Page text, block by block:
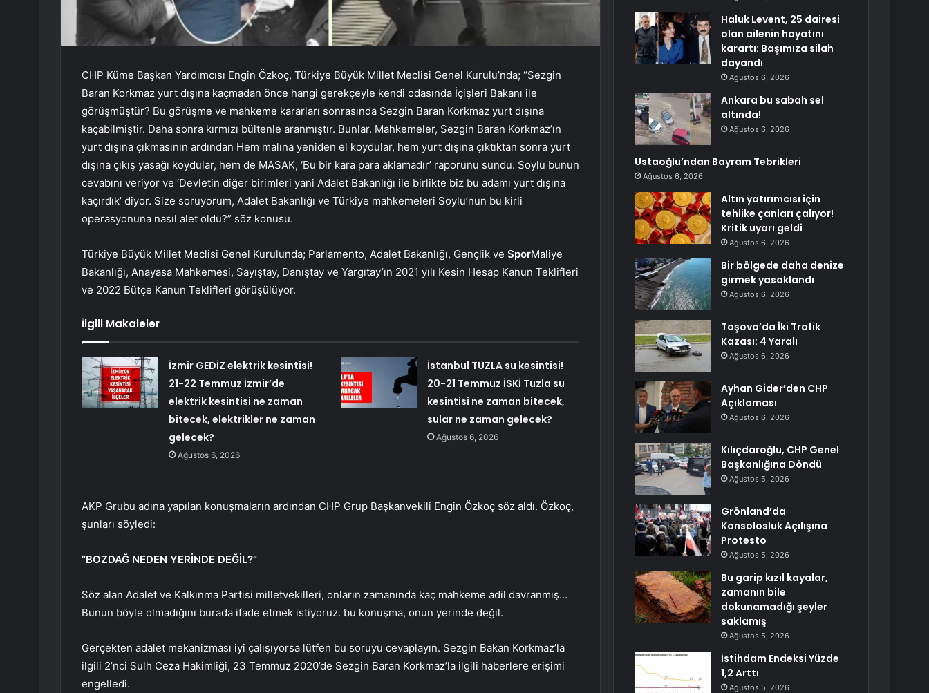
CHP Küme Başkan Yardımcısı Engin Özkoç, Türkiye Büyük Millet Meclisi Genel Kurulu’nda; “Sezgin
Baran Korkmaz yurt dışına kaçmadan önce hangi gerekçeyle kendi odasında İçişleri Bakanı ile
görüşmüştür? Bu görüşme ve mahkeme kararları sonrasında Sezgin Baran Korkmaz yurt dışına
kaçabilmiştir. Daha sonra kırmızı bültenle aranmıştır. Bunlar. Mahkemeler, Sezgin Baran Korkmaz’ın
yurt dışına çıkmasının ardından Hem malına yeniden el koydular, hem yurt dışına çıktıktan sonra yurt
dışına çıkış yasağı koydular, hem de MASAK, ‘Bu bir kara para aklamadır’ raporunu sundu. Soylu bunun
cevabını veriyor ve ‘Devletin diğer birimleri yani Adalet Bakanlığı ile birlikte biz bu adamı yurt dışına
kaçırdık’ diyor. Size soruyorum, Adalet Bakanlığı ve Türkiye mahkemeleri Soylu’nun bu kirli
operasyonuna nasıl alet oldu?” söz konusu.
Türkiye Büyük Millet Meclisi Genel Kurulunda; Parlamento, Adalet Bakanlığı, Gençlik ve SporMaliye
Bakanlığı, Anayasa Mahkemesi, Sayıştay, Danıştay ve Yargıtay’ın 2021 yılı Kesin Hesap Kanun Teklifleri
ve 2022 Bütçe Kanun Teklifleri görüşülüyor.
İlgili Makaleler
İzmir GEDİZ elektrik kesintisi!
21-22 Temmuz İzmir’de
elektrik kesintisi ne zaman
bitecek, elektrikler ne zaman
gelecek?
Ağustos 6, 2026
İstanbul TUZLA su kesintisi!
20-21 Temmuz İSKİ Tuzla su
kesintisi ne zaman bitecek,
sular ne zaman gelecek?
Ağustos 6, 2026
AKP Grubu adına yapılan konuşmaların ardından CHP Grup Başkanvekili Engin Özkoç söz aldı. Özkoç,
şunları söyledi:
“BOZDAĞ NEDEN YERİNDE DEĞİL?”
Söz alan Adalet ve Kalkınma Partisi milletvekilleri, onların zamanında kaç mahkeme adil davranmış…
Bunun böyle olmadığını burada ifade etmek istiyoruz. bu konuşma, onun yerinde değil.
Gerçekten adalet mekanizması iyi çalışıyorsa lütfen bu soruyu cevaplayın. Sezgin Bakan Korkmaz’la
ilgili 2’nci Sulh Ceza Hakimliği, 23 Temmuz 2020’de Sezgin Baran Korkmaz’la ilgili haberlere erişimi
engelledi.
Haluk Levent, 25 dairesi
olan ailenin hayatını
karartı: Başımıza silah
dayandı
Ağustos 6, 2026
Ankara bu sabah sel
altında!
Ağustos 6, 2026
Ustaoğlu’ndan Bayram Tebrikleri
Ağustos 6, 2026
Altın yatırımcısı için
tehlike çanları çalıyor!
Kritik uyarı geldi
Ağustos 6, 2026
Bir bölgede daha denize
girmek yasaklandı
Ağustos 6, 2026
Taşova’da İki Trafik
Kazası: 4 Yaralı
Ağustos 6, 2026
Ayhan Gider’den CHP
Açıklaması
Ağustos 6, 2026
Kılıçdaroğlu, CHP Genel
Başkanlığına Döndü
Ağustos 5, 2026
Grönland’da
Konsolosluk Açılışına
Protesto
Ağustos 5, 2026
Bu garip kızıl kayalar,
zamanın bile
dokunamadığı şeyler
saklamış
Ağustos 5, 2026
İstihdam Endeksi Yüzde
1,2 Arttı
Ağustos 5, 2026